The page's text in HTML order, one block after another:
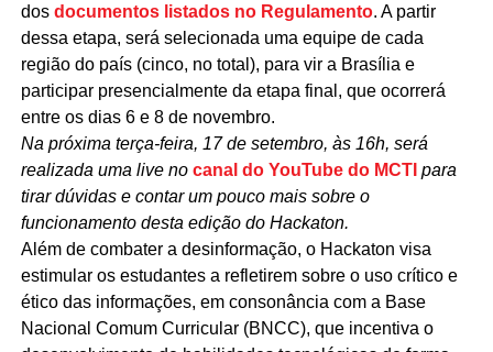
dos documentos listados no Regulamento. A partir
dessa etapa, será selecionada uma equipe de cada
região do país (cinco, no total), para vir a Brasília e
participar presencialmente da etapa final, que ocorrerá
entre os dias 6 e 8 de novembro.
Na próxima terça-feira, 17 de setembro, às 16h, será
realizada uma live no canal do YouTube do MCTI para
tirar dúvidas e contar um pouco mais sobre o
funcionamento desta edição do Hackaton.
Além de combater a desinformação, o Hackaton visa
estimular os estudantes a refletirem sobre o uso crítico e
ético das informações, em consonância com a Base
Nacional Comum Curricular (BNCC), que incentiva o